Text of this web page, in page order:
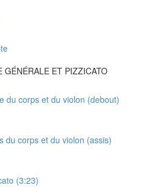
ET PIZZICATO
du corps et du violon (debout)
du corps et du violon (assis)
(3:23)